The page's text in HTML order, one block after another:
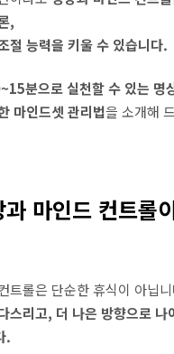
,
절 능력을 키울 수 있습니다.
분으로 실천할 수 있는 명
마인드셋 관리법을 소개해
마인드 컨트롤
트롤은 단순한 휴식이 아닙
스리고, 더 나은 방향으로 나
.